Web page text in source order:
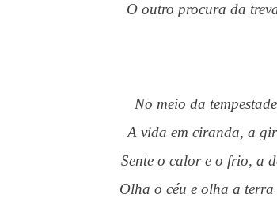
O outro procura da
No meio da
A vida em ciranda, a
Sente o calor e o frio, a
Olha o céu e olha a